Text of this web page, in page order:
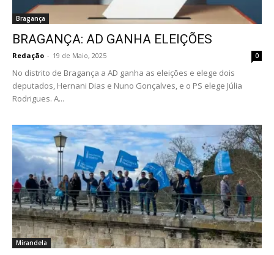
Bragança
BRAGANÇA: AD GANHA ELEIÇÕES
Redação - 19 de Maio, 2025 0
No distrito de Bragança a AD ganha as eleições e elege dois
deputados, Hernani Dias e Nuno Gonçalves, e o PS elege Júlia
Rodrigues. A...
Mirandela